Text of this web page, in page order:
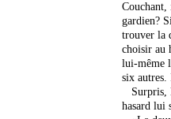
gardien?
trouver la
choisir au
lui-même
six autres.
Surpris,
hasard lui